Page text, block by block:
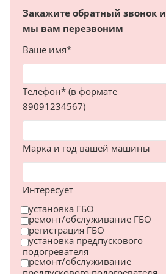
Закажите обратный звонок и
мы вам перезвоним
Ваше имя*
Телефон* (в формате
89091234567)
Марка и год вашей машины
Интересует
установка ГБО
ремонт/обслуживание ГБО
регистрация ГБО
установка предпускового
подогревателя
ремонт/обслуживание